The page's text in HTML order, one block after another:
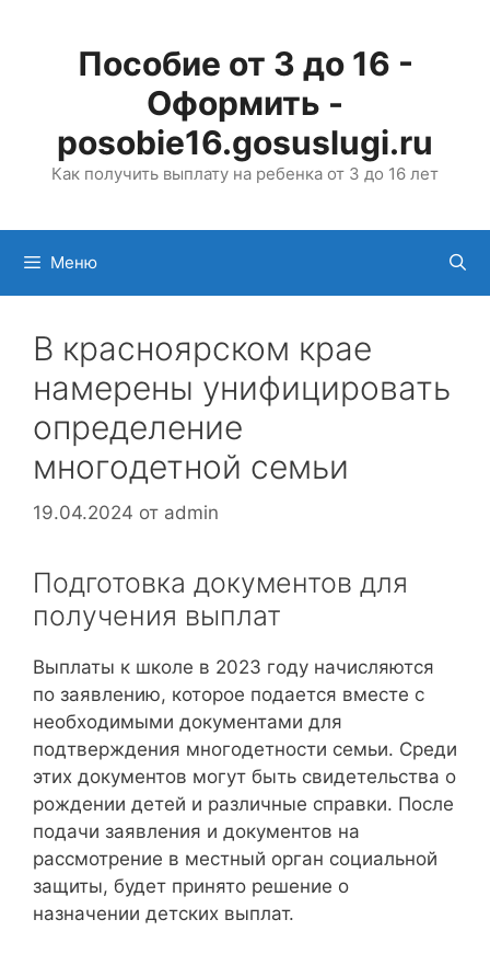
содержимомуПособие от 3 до 16 -
Оформить -
posobie16.gosuslugi.ru
Как получить выплату на ребенка от 3 до 16 лет
Меню
В красноярском крае
намерены унифицировать
определение
многодетной семьи
19.04.2024 от admin
Подготовка документов для
получения выплат
Выплаты к школе в 2023 году начисляются
по заявлению, которое подается вместе с
необходимыми документами для
подтверждения многодетности семьи. Среди
этих документов могут быть свидетельства о
рождении детей и различные справки. После
подачи заявления и документов на
рассмотрение в местный орган социальной
защиты, будет принято решение о
назначении детских выплат.